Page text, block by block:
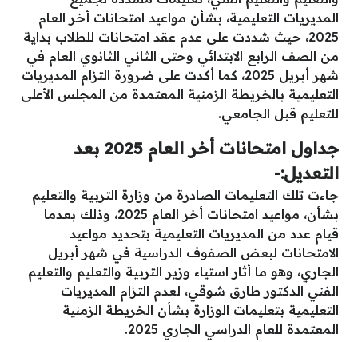
المديريات التعليمية، بشأن مواعيد امتحانات أخر العام
2025، حيث شددت على عدم عقد امتحانات للطلاب بداية
من الصف الرابع الابتدائي وحتى الثاني الثانوي العام في
شهر أبريل 2025، كما أكدت على ضرورة التزام المديريات
التعليمية بالخريطة الزمنية المعتمدة من المجلس الأعلى
للتعليم قبل الجامعي.
جداول امتحانات أخر العام 2025 بعد
التعديل:-
جاءت تلك التعليمات الصادرة من وزارة التربية والتعليم
بشأن، مواعيد امتحانات أخر العام 2025، وذلك بعدما
قيام عدد من المديريات التعليمية بتحديد مواعيد
الامتحانات لبعض الصفوف الدراسية في شهر أبريل
الجاري، وهو ما أثار استياء وزير التربية والتعليم والتعليم
الفني الدكتور طارق شوقي، لعدم التزام المديريات
التعليمية بتعليمات الوزارة بشأن الخريطة الزمنية
المعتمدة للعام الدراسي الجاري 2025.